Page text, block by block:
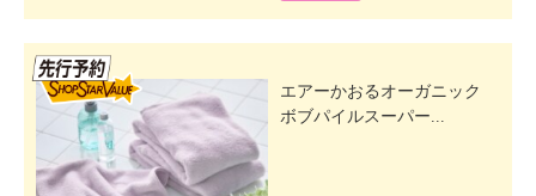
エアーかおるオーガニック
ボブパイルスーパー...